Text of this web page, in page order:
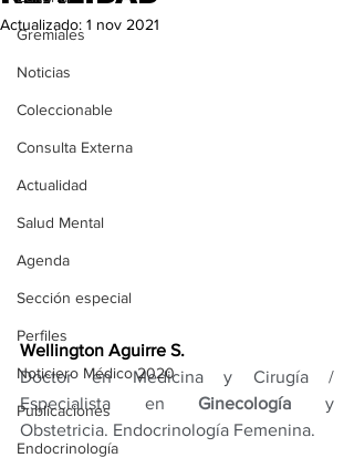
Gremiales
Noticias
Coleccionable
Consulta Externa
Actualidad
Salud Mental
Agenda
Sección especial
Perfiles
Noticiero Médico 2020
Publicaciones
Endocrinología
Actualizado: 1 nov 2021
Wellington Aguirre S.
Doctor en Medicina y Cirugía /
Especialista en Ginecología y
Obstetricia. Endocrinología Femenina.